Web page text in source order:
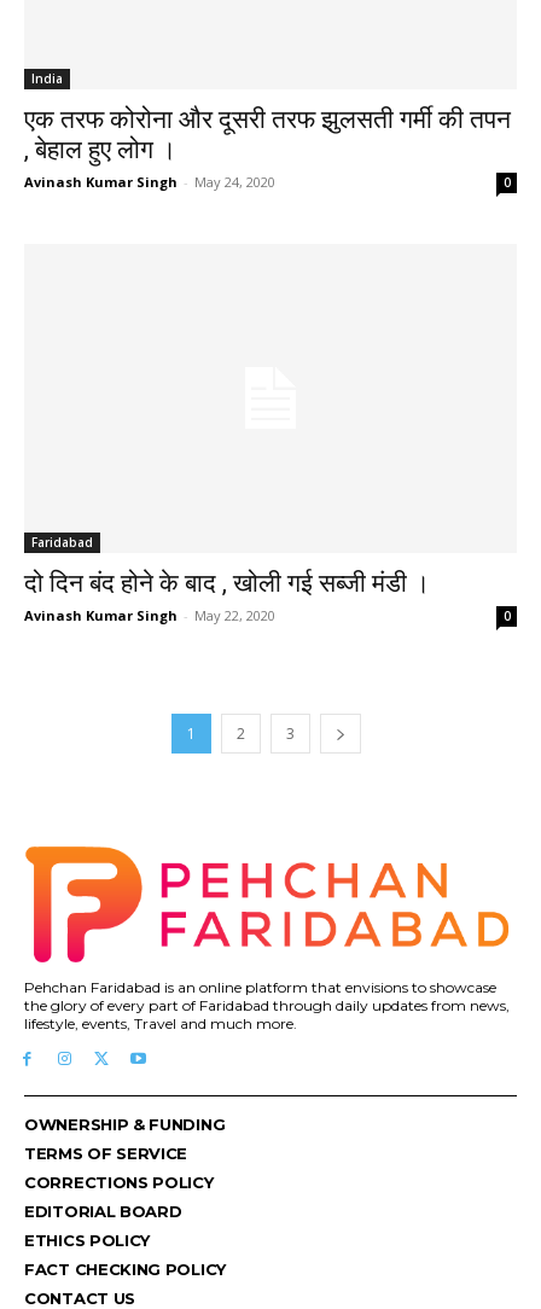
India
एक तरफ कोरोना और दूसरी तरफ झुलसती गर्मी की तपन
, बेहाल हुए लोग ।
Avinash Kumar Singh - May 24, 2020 0
Faridabad
दो दिन बंद होने के बाद , खोली गई सब्जी मंडी ।
Avinash Kumar Singh - May 22, 2020 0
1 2 3
Pehchan Faridabad is an online platform that envisions to showcase
the glory of every part of Faridabad through daily updates from news,
lifestyle, events, Travel and much more.
OWNERSHIP & FUNDING
TERMS OF SERVICE
CORRECTIONS POLICY
EDITORIAL BOARD
ETHICS POLICY
FACT CHECKING POLICY
CONTACT US